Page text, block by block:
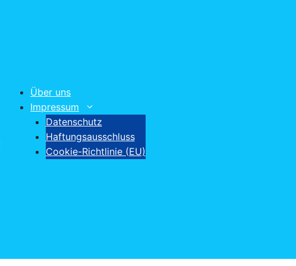
Über uns
Impressum
Datenschutz
Haftungsausschluss
Cookie-Richtlinie (EU)